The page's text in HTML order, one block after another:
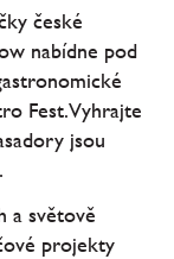
české
nabídne pod
Fest. Vyhrajte
jsou
a světově
projekty